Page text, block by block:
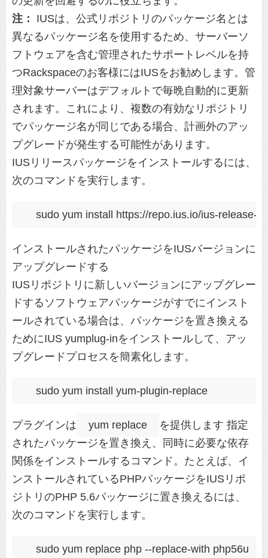
注：
IUSは、公式リポジトリのパッケージ名とは
異なるパッケージ名を使用するため、サーバーソ
フトウェアを含む管理されたサポートレベルを持
つRackspaceのお客様にはIUSをお勧めします。管
理対象サーバーはデフォルトで毎晩自動的に更新
されます。これにより、複数の有効なリポジトリ
でパッケージ名が同じである場合、計画外のアッ
プグレードが発生する可能性があります。
IUSリリースパッケージをインストールするには、
次のコマンドを実行します。
インストールされたパッケージをIUSバージョンに
アップグレードする
IUSリポジトリに新しいバージョンにアップグレー
ドするソフトウェアパッケージがすでにインスト
ールされている場合は、パッケージを置き換える
ためにIUS yumplug-inをインストールして、アッ
プグレードプロセスを簡素化します。
プラグインは yum replace
を提供します 指定
されたパッケージを置き換え、同時に必要な依存
関係をインストールするコマンド。たとえば、イ
ンストールされているPHPパッケージをIUSリポ
ジトリのPHP 5.6パッケージに置き換えるには、
次のコマンドを実行します。